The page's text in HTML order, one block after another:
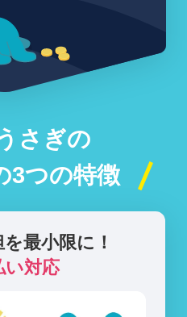
さぎの
3つの特徴
最小限に！
い対応